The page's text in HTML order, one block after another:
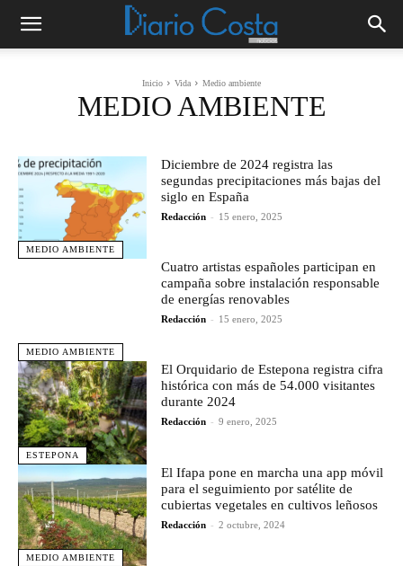
Inicio Vida Medio ambiente
MEDIO AMBIENTE
MEDIO AMBIENTE
Diciembre de 2024 registra las
segundas precipitaciones más bajas del
siglo en España
Redacción - 15 enero, 2025
MEDIO AMBIENTE
Cuatro artistas españoles participan en
campaña sobre instalación responsable
de energías renovables
Redacción - 15 enero, 2025
ESTEPONA
El Orquidario de Estepona registra cifra
histórica con más de 54.000 visitantes
durante 2024
Redacción - 9 enero, 2025
MEDIO AMBIENTE
El Ifapa pone en marcha una app móvil
para el seguimiento por satélite de
cubiertas vegetales en cultivos leñosos
Redacción - 2 octubre, 2024